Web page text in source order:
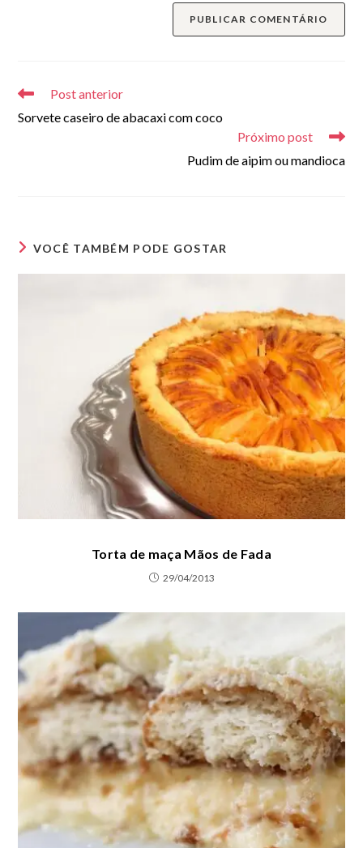
artigosPost anterior
Sorvete caseiro de abacaxi com coco
Próximo post
Pudim de aipim ou mandioca
VOCÊ TAMBÉM PODE GOSTAR
Torta de maça Mãos de Fada
29/04/2013